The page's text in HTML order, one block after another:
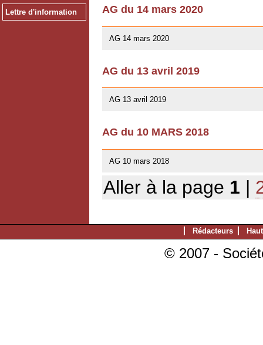
Lettre d'information AG du 14 mars 2020
AG 14 mars 2020
AG du 13 avril 2019
AG 13 avril 2019
AG du 10 MARS 2018
AG 10 mars 2018
Aller à la page 1 |
Rédacteurs
© 2007 -